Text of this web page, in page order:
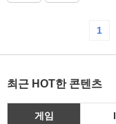
1
최근 HOT한 콘텐츠
게임